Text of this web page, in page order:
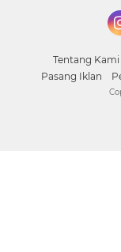
Tentang Kami
Pasang Iklan